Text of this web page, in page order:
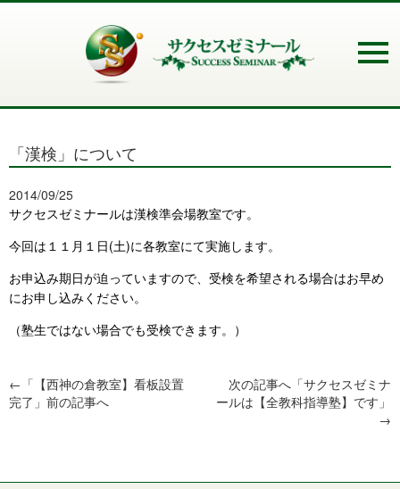
「漢検」について
2014/09/25
サクセスゼミナールは漢検準会場教室です。
今回は１１月１日(土)に各教室にて実施します。
お申込み期日が迫っていますので、受検を希望される場合はお早め
にお申し込みください。
（塾生ではない場合でも受検できます。）
←「 【西神の倉教室】看板設置
完了 」前の記事へ
次の記事へ「サクセスゼミナ
ールは【全教科指導塾】です 」
→